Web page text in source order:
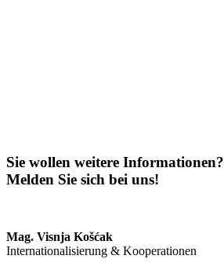
Sie wollen weitere Informationen?
Melden Sie sich bei uns!
Mag. Visnja Košćak
Internationalisierung & Kooperationen